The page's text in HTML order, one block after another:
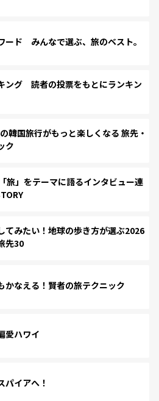
ード みんなで選ぶ、旅のベスト。
ング 読者の投票をもとにランキン
国旅行がもっと楽しくなる 旅先・
ク
旅」をテーマに語るインタビュー連
てみたい！地球の歩き方が選ぶ2026
先30
かなえる！賢者の旅テクニック
愛ハワイ
パイアへ！